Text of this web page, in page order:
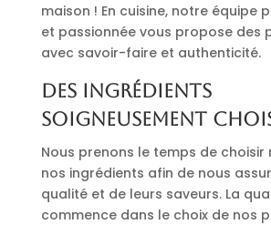
maison ! En cuisine, notre équipe
et passionnée vous propose des
avec savoir-faire et authenticité.
Des ingrédients
soigneusement
Nous prenons le temps de
nos ingrédients afin de nous
qualité et de leurs saveurs. La
commence dans le choix de nos